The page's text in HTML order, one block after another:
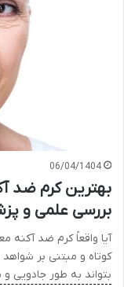
06/04/1404
بهترین کرم ضد
بررسی علمی و
آیا واقعاً کرم ضد آکنه
کوتاه و مبتنی بر
بتواند به طور جادویی